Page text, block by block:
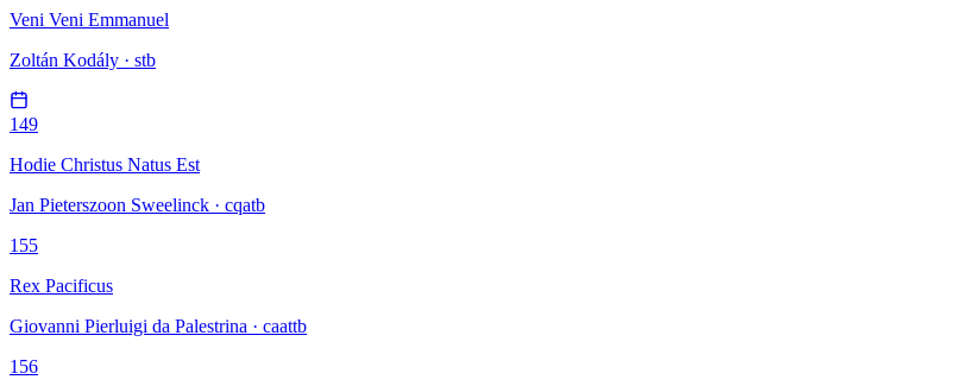
Veni Veni Emmanuel
Zoltán Kodály · stb
149
Hodie Christus Natus Est
Jan Pieterszoon Sweelinck · cqatb
155
Rex Pacificus
Giovanni Pierluigi da Palestrina · caattb
156